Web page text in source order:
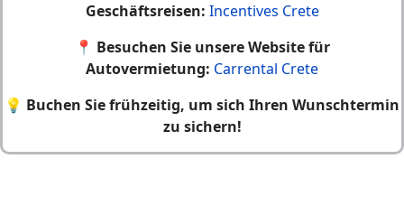
Geschäftsreisen: Incentives Crete
📍 Besuchen Sie unsere Website für
Autovermietung: Carrental Crete
💡 Buchen Sie frühzeitig, um sich Ihren Wunschtermin
zu sichern!